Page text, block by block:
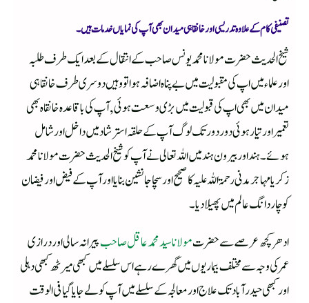
تصنیفی کام کے علاوہ تدریسی اور خانقاہی میدان بھی آپ کی نمایاں خدمات ہیں۔
شیخ الحدیث حضرت مولانا محمد یونس صاحب کے انتقال کے بعد ایک طرف طلبہ
اور علماء میں اپ کی مقبولیت میں بے پناہ اضافہ ہوا تو وہیں دوسری طرف خانقاہی
میدان میں بھی اپ کی قبولیت میں بڑی وسعت ہوئی , آپ کی باقاعدہ خانقاہ بھی
تعمیر اور تیار ہوئی دور دور تک لوگ آپ کے حلقہ استرشاد میں داخل اور شامل
ہوئے۔ ہند اور بیرون ہند میں اللہ تعالی نے آپ کو شیخ الحدیث حضرت مولانا محمد
زکریا مہاجر مدنی رحمۃ اللہ علیہ کا صحیح اور سچا جانشین بنایا اور آپ کے فیض اور فیضان
کو چار دانگ عالم میں پھیلا دیا۔
ادھر کچھ عرصے سے حضرتمولانا سید محمد عاقل صاحبپیرانہ سالی اور درازی
عمر کی وجہ سے مختلف بیماریوں میں گھرے رہے اس سلسلے میں کبھی میرٹھ کبھی دہلی
اور کبھی حیدرآباد تک علاج اور معالجہ کے سلسلے میں آپ کو لے جایا گیا فی الوقت